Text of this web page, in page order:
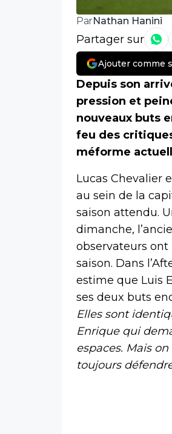
ParNathan Hanini
Partager sur
Ajouter comme
Depuis son
pression et
nouveaux buts
feu des
méforme
Lucas Chevalier
au sein de la
saison attendu.
dimanche,
observateurs
saison. Dans
estime que Luis
ses deux buts
Elles sont
Enrique qui
espaces. Mais
toujours